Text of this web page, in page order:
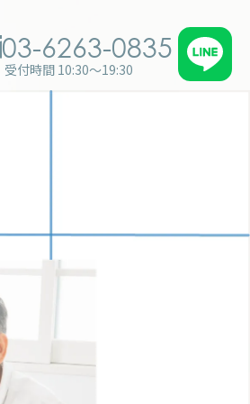
03-6263-0835
受付時間 10:30～19:30